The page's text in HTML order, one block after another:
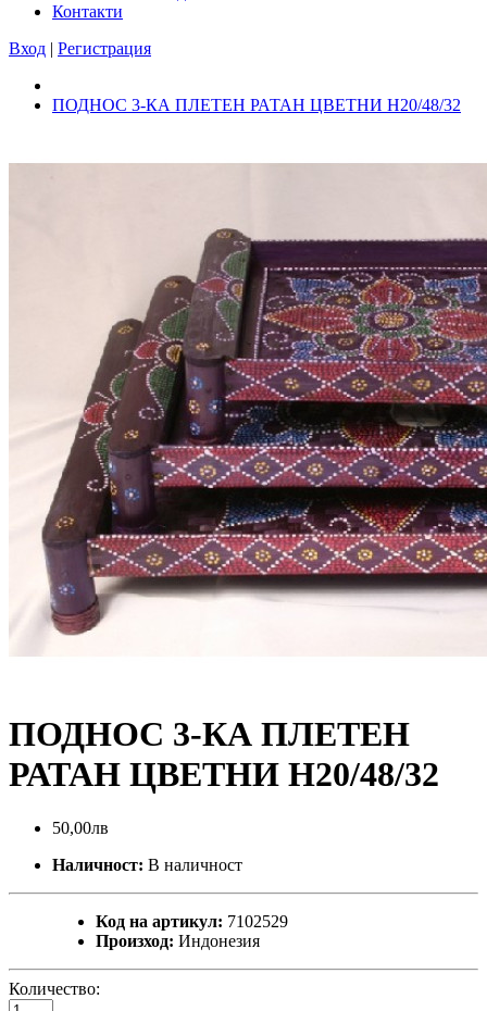
Контакти
Вход | Регистрация
ПОДНОС 3-КА ПЛЕТЕН РАТАН ЦВЕТНИ Н20/48/32
ПОДНОС 3-КА ПЛЕТЕН
РАТАН ЦВЕТНИ Н20/48/32
50,00лв
Наличност: В наличност
Код на артикул: 7102529
Произход: Индонезия
Количество: